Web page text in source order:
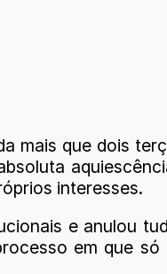
mais que dois
interesses.
e anulou
em que só